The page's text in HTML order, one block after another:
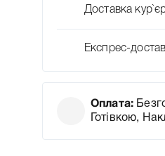
Доставка
Експрес-
Оплата:
Готівкою,